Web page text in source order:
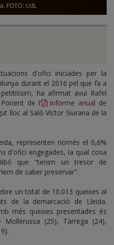
FOTO: UdL
d'ofici iniciades per la
durant el 2016 pel que fa a
ha afirmat avui Rafel
de l'
informe anual de
lloc al Saló Víctor Siurana de la
representen només el 0,6%
d'ofici engegades, la qual cosa
que "tenim un tresor de
de saber preservar".
un total de 10.013 queixes al
de la demarcació de Lleida.
més queixes presentades és
(25), Tàrrega (24),